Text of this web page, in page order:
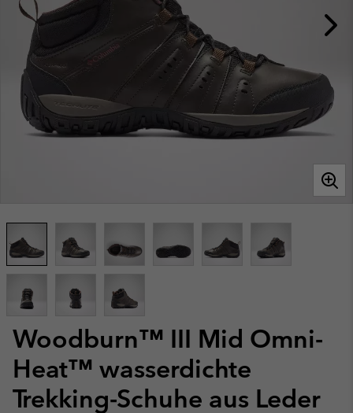
Woodburn™ III Mid Omni-
Heat™ wasserdichte
Trekking-Schuhe aus Leder